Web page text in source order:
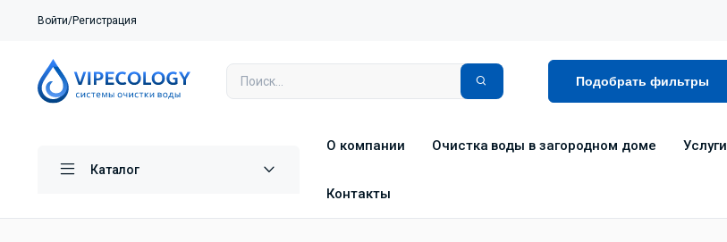
Войти/Регистрация
Подобрать фильтры
Каталог
О компании Очистка воды в загородном доме Услуги
Контакты